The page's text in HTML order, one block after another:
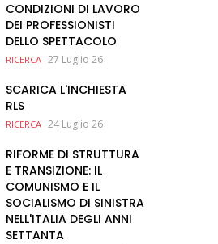
CONDIZIONI DI LAVORO
DEI PROFESSIONISTI
DELLO SPETTACOLO
RICERCA 27 Luglio 26
SCARICA L'INCHIESTA
RLS
RICERCA 24 Luglio 26
RIFORME DI STRUTTURA
E TRANSIZIONE: IL
COMUNISMO E IL
SOCIALISMO DI SINISTRA
NELL'ITALIA DEGLI ANNI
SETTANTA